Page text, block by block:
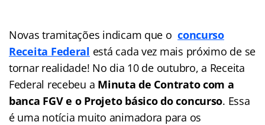
Novas tramitações indicam que oconcurso
Receita Federal está cada vez mais próximo de se
tornar realidade! No dia 10 de outubro, a Receita
Federal recebeu a Minuta de Contrato com a
banca FGV e o Projeto básico do concurso. Essa
é uma notícia muito animadora para os